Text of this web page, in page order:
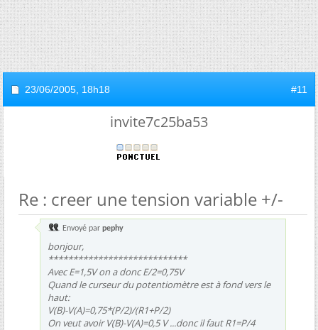
23/06/2005, 18h18 #11
invite7c25ba53
Re : creer une tension variable +/-
Envoyé par pephy
bonjour,
****************************
Avec E=1,5V on a donc E/2=0,75V
Quand le curseur du potentiomètre est à fond vers le
haut:
V(B)-V(A)=0,75*(P/2)/(R1+P/2)
On veut avoir V(B)-V(A)=0,5 V ...donc il faut R1=P/4